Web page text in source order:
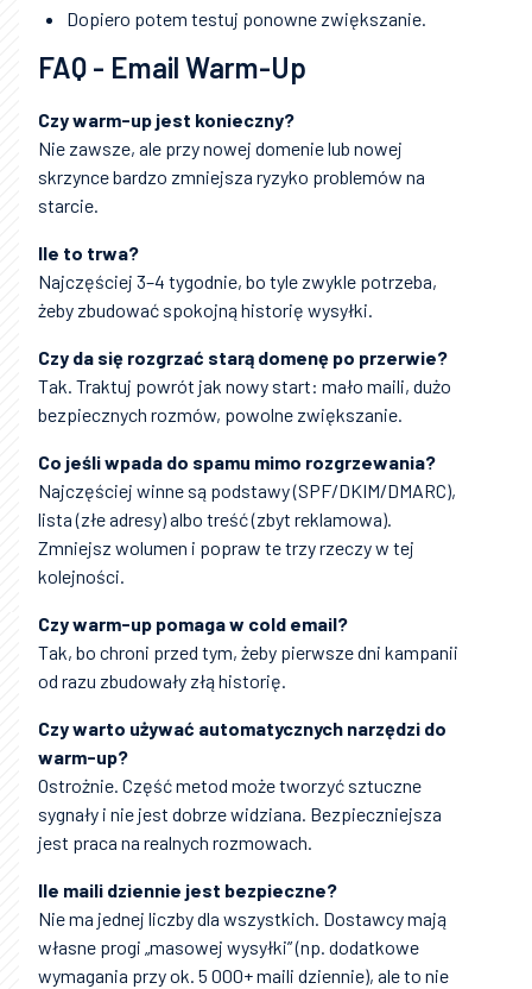
Dopiero potem testuj ponowne zwiększanie.
FAQ - Email Warm-Up
Czy warm-up jest konieczny?
Nie zawsze, ale przy nowej domenie lub nowej
skrzynce bardzo zmniejsza ryzyko problemów na
starcie.
Ile to trwa?
Najczęściej 3–4 tygodnie, bo tyle zwykle potrzeba,
żeby zbudować spokojną historię wysyłki.
Czy da się rozgrzać starą domenę po przerwie?
Tak. Traktuj powrót jak nowy start: mało maili, dużo
bezpiecznych rozmów, powolne zwiększanie.
Co jeśli wpada do spamu mimo rozgrzewania?
Najczęściej winne są podstawy (SPF/DKIM/DMARC),
lista (złe adresy) albo treść (zbyt reklamowa).
Zmniejsz wolumen i popraw te trzy rzeczy w tej
kolejności.
Czy warm-up pomaga w cold email?
Tak, bo chroni przed tym, żeby pierwsze dni kampanii
od razu zbudowały złą historię.
Czy warto używać automatycznych narzędzi do
warm-up?
Ostrożnie. Część metod może tworzyć sztuczne
sygnały i nie jest dobrze widziana. Bezpieczniejsza
jest praca na realnych rozmowach.
Ile maili dziennie jest bezpieczne?
Nie ma jednej liczby dla wszystkich. Dostawcy mają
własne progi „masowej wysyłki” (np. dodatkowe
wymagania przy ok. 5 000+ maili dziennie), ale to nie